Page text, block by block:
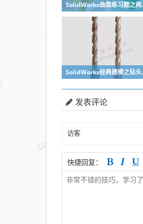
SolidWorks
SolidWorks
发表评论
快捷回复：